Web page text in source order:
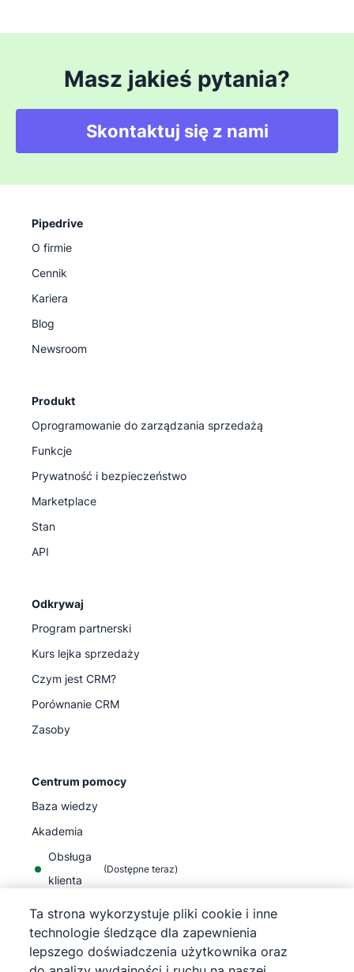
Masz jakieś pytania?
Skontaktuj się z nami
Pipedrive
O firmie
Cennik
Kariera
Blog
Newsroom
Produkt
Oprogramowanie do zarządzania sprzedażą
Funkcje
Prywatność i bezpieczeństwo
Marketplace
Stan
API
Odkrywaj
Program partnerski
Kurs lejka sprzedaży
Czym jest CRM?
Porównanie CRM
Zasoby
Centrum pomocy
Baza wiedzy
Akademia
Obsługa
klienta
(Dostępne teraz)
Ta strona wykorzystuje pliki cookie i inne
technologie śledzące dla zapewnienia
lepszego doświadczenia użytkownika oraz